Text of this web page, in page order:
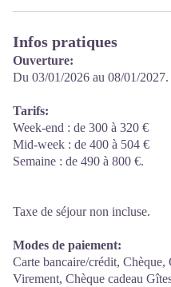
Infos pratiques
Ouverture:
Du 03/01/2026 au 08/01/2027.
Tarifs:
Week-end : de 300 à 320 €
Mid-week : de 400 à 504 €
Semaine : de 490 à 800 €.
Taxe de séjour non incluse.
Modes de paiement:
Carte bancaire/crédit, Chèque,
Virement, Chèque cadeau